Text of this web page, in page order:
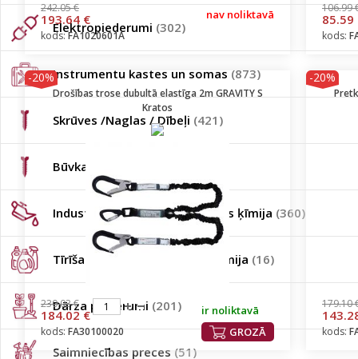
Elektropiederumi (302)
Instrumentu kastes un somas (873)
Skrūves /Naglas / Dībeļi (421)
Būvkalumi
Industriālā / auto / būvniecības ķīmija (360)
Tīrīšanas līdzekļi / sadzīves ķīmija (16)
Dārza piederumi (201)
Saimniecības preces (51)
242.05 €
193.64 € nav noliktavā
kods:FA1020601A
106.99
85.59
kods:
-20%
Drošības trose dubultā elastīga 2m GRAVITY S
Kratos
230.03 €
184.02 €
ir noliktavā
GROZĀ
kods:FA30100020
-20%
179.10
kods: